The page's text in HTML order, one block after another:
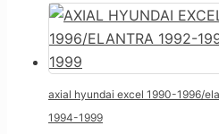
axial hyundai excel 1990-1996/
1994-1999